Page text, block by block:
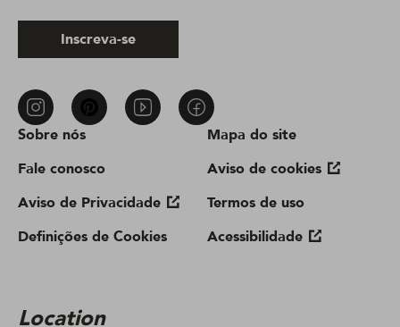
Sobre nós
Fale conosco
Aviso de Privacidade
Definições de Cookies
Mapa do site
Aviso de cookies
Termos de uso
Acessibilidade
Location
Inscreva-se